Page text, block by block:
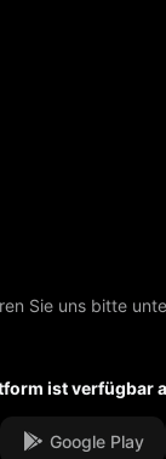
Sie uns bitte
ist verfügbar
Google Play